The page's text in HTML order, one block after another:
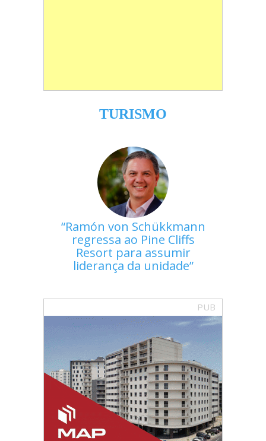
TURISMO
Ramón von Schükkmann
regressa ao Pine Cliffs
Resort para assumir
liderança da unidade
PUB